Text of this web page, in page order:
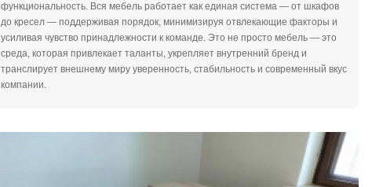
функциональность. Вся мебель работает как единая система — от шкафов
до кресел — поддерживая порядок, минимизируя отвлекающие факторы и
усиливая чувство принадлежности к команде. Это не просто мебель — это
среда, которая привлекает таланты, укрепляет внутренний бренд и
транслирует внешнему миру уверенность, стабильность и современный вкус
компании.